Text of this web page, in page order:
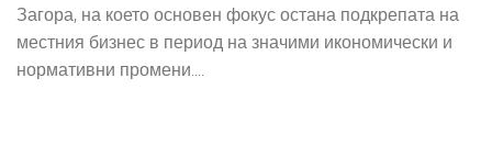
Загора, на което основен фокус остана подкрепата на
местния бизнес в период на значими икономически и
нормативни промени....